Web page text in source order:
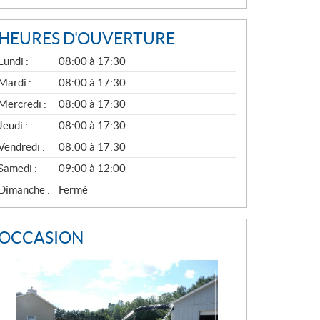
HEURES D'OUVERTURE
Lundi :
08:00 à 17:30
Mardi :
08:00 à 17:30
Mercredi :
08:00 à 17:30
:
08:00 à 17:30
:
08:00 à 17:30
:
09:00 à 12:00
Dimanche :
Fermé